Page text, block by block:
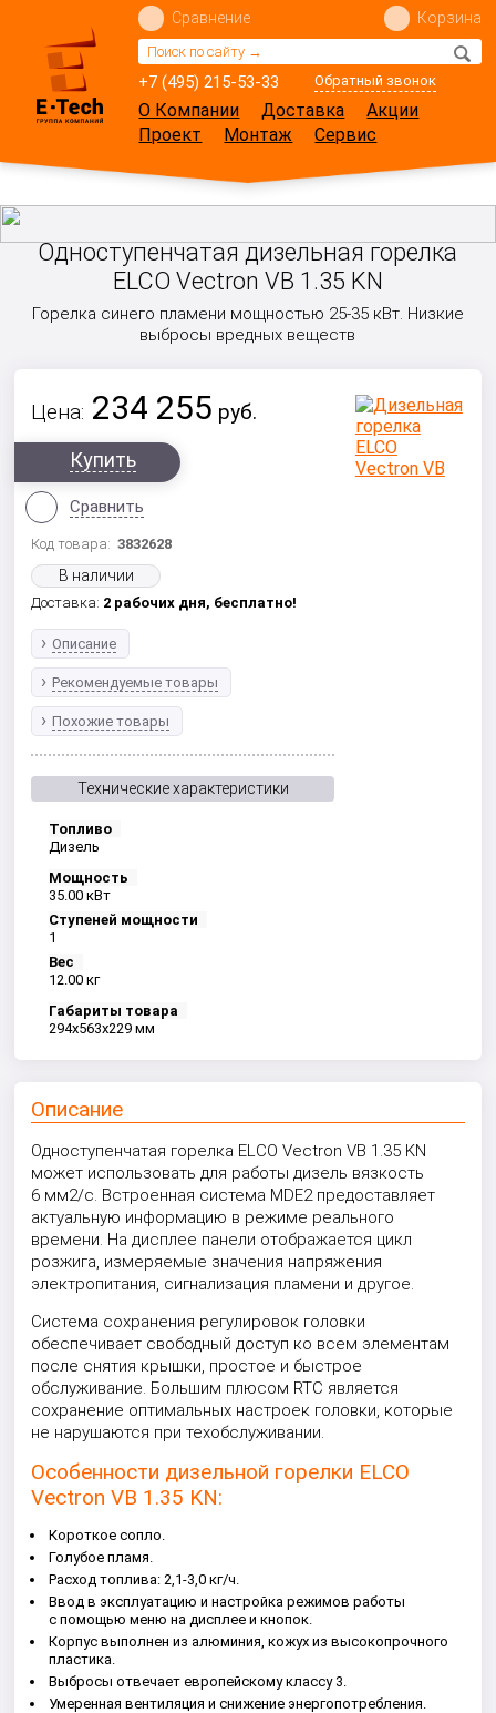
+7 (495) 215-53-33 Обратный звонок
Сравнение Корзина
О Компании Доставка
Акции
Проект
Монтаж Сервис
Одноступенчатая дизельная горелка
ELCO Vectron VB 1.35 KN
Горелка синего пламени мощностью 25-35 кВт. Низкие
выбросы вредных веществ
Цена: 234 255 руб.
Купить
Сравнить
Код товара:3832628
В наличии
Доставка: 2 рабочих дня, бесплатно!
Описание
Рекомендуемые товары
Похожие товары
Технические характеристики
Топливо
Дизель
Мощность
35.00 кВт
Ступеней мощности
1
Вес
12.00 кг
Габариты товара
294x563x229 мм
Описание
Одноступенчатая горелка ELCO Vectron VB 1.35 KN
может использовать для работы дизель вязкость
6 мм2/с. Встроенная система MDE2 предоставляет
актуальную информацию в режиме реального
времени. На дисплее панели отображается цикл
розжига, измеряемые значения напряжения
электропитания, сигнализация пламени и другое.
Система сохранения регулировок головки
обеспечивает свободный доступ ко всем элементам
после снятия крышки, простое и быстрое
обслуживание. Большим плюсом RTC является
сохранение оптимальных настроек головки, которые
не нарушаются при техобслуживании.
Особенности дизельной горелки ELCO
Vectron VB 1.35 KN:
Короткое сопло.
Голубое пламя.
Расход топлива: 2,1-3,0 кг/ч.
Ввод в эксплуатацию и настройка режимов работы
с помощью меню на дисплее и кнопок.
Корпус выполнен из алюминия, кожух из высокопрочного
пластика.
Выбросы отвечает европейскому классу 3.
Умеренная вентиляция и снижение энергопотребления.